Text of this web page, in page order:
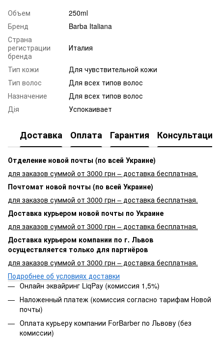
Объем
250ml
Бренд
Barba Italiana
Страна
регистрации
бренда
Италия
Тип кожи
Для чувствительной кожи
Тип волос
Для всех типов волос
Назначение
Для всех типов волос
Дія
Успокаивает
Доставка Оплата Гарантия Консультация
Отделение новой почты (по всей Украине)
для заказов суммой от 3000 грн – доставка бесплатная.
Почтомат новой почты (по всей Украине)
для заказов суммой от 3000 грн – доставка бесплатная.
Доставка курьером новой почты по Украине
для заказов суммой от 3000 грн – доставка бесплатная.
Доставка курьером компании по г. Львов
осуществляется только для партнёров
для заказов суммой от 3000 грн – доставка бесплатная.
Подробнее об условиях доставки
Онлайн эквайринг LiqPay (комиссия 1,5%)
Наложенный платеж (комиссия согласно тарифам Новой
почты)
Оплата курьеру компании ForBarber по Львову (без
комиссии)